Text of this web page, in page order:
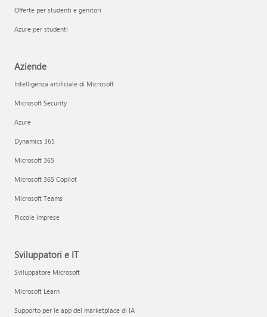
Offerte per studenti e genitori
Azure per studenti
Aziende
Intelligenza artificiale di Microsoft
Microsoft Security
Azure
Dynamics 365
Microsoft 365
Microsoft 365 Copilot
Microsoft Teams
Piccole imprese
Sviluppatori e IT
Sviluppatore Microsoft
Microsoft Learn
Supporto per le app del marketplace di IA